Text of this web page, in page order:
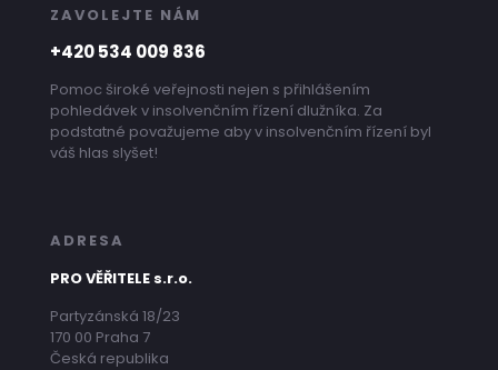
ZAVOLEJTE NÁM
+420 534 009 836
Pomoc široké veřejnosti nejen s přihlášením
pohledávek v insolvenčním řízení dlužníka. Za
podstatné považujeme aby v insolvenčním řízení byl
váš hlas slyšet!
ADRESA
PRO VĚŘITELE s.r.o.
Partyzánská 18/23
170 00 Praha 7
Česká republika